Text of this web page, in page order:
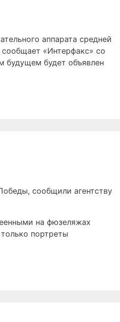
аппарата средней
«Интерфакс» со
будущем будет объявлен
сообщили агентству
на фюзеляжах
портреты